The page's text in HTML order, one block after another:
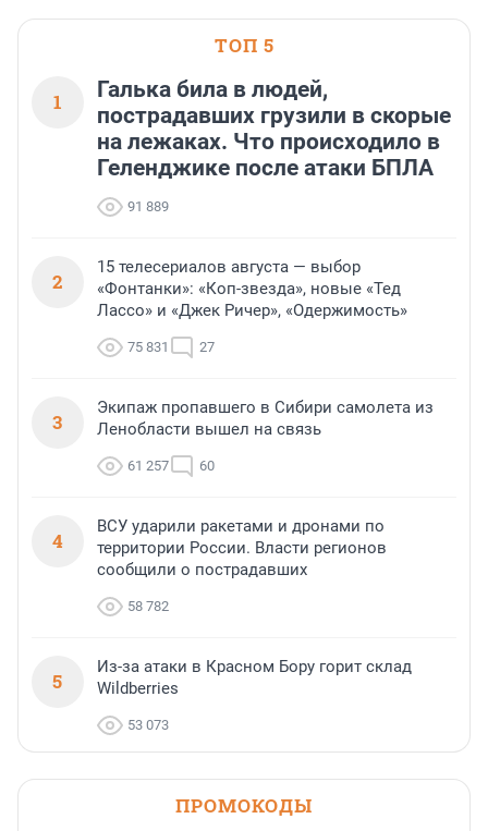
ТОП 5
1
Галька била в людей,
пострадавших грузили в скорые
на лежаках. Что происходило в
Геленджике после атаки БПЛА
91 889
2
15 телесериалов августа — выбор
«Фонтанки»: «Коп-звезда», новые «Тед
Лассо» и «Джек Ричер», «Одержимость»
75 831 27
3
Экипаж пропавшего в Сибири самолета из
Ленобласти вышел на связь
61 257 60
4
ВСУ ударили ракетами и дронами по
территории России. Власти регионов
сообщили о пострадавших
58 782
5
Из-за атаки в Красном Бору горит склад
Wildberries
53 073
ПРОМОКОДЫ